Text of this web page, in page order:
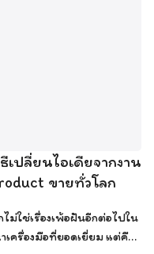
เปลี่ยนไอเดียจากงาน
ขายทั่วโลก
ไม่ใช่เรื่องเพ้อฝันอีกต่อไปใน
เครื่องมือที่ยอดเยี่ยม แต่คือ